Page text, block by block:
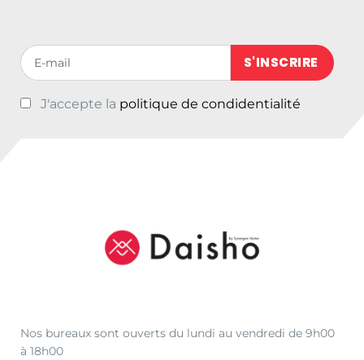
Votre adresse de messagerie (obligatoire)
J'accepte la politique de condidentialité
Nos bureaux sont ouverts du lundi au vendredi de 9h00
à 18h00